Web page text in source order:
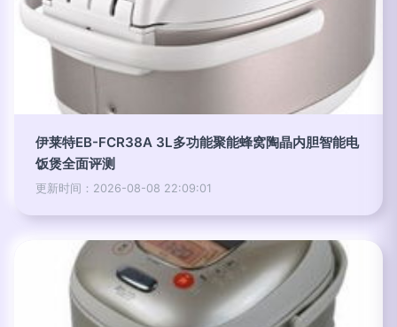
伊莱特EB-FCR38A 3L多功能聚能蜂窝陶晶内胆智能电
饭煲全面评测
更新时间：2026-08-08 22:09:01